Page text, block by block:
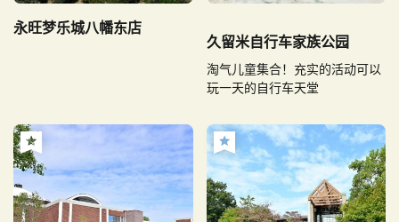
永旺梦乐城八幡东店
久留米自行车家族公园
淘气儿童集合！充实的活动可以
玩一天的自行车天堂